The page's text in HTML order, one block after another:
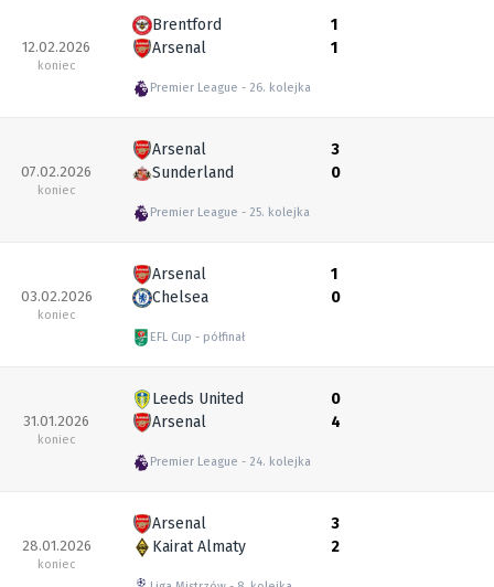
12.02.2026
koniec
Brentford
Arsenal
Premier League 26. kolejka
1
1
07.02.2026
koniec
Arsenal
Sunderland
Premier League 25. kolejka
3
0
03.02.2026
koniec
Arsenal
Chelsea
EFL Cup półfinał
1
0
31.01.2026
koniec
Leeds United
Arsenal
Premier League 24. kolejka
0
4
28.01.2026
koniec
Arsenal
Kairat Almaty
3
2